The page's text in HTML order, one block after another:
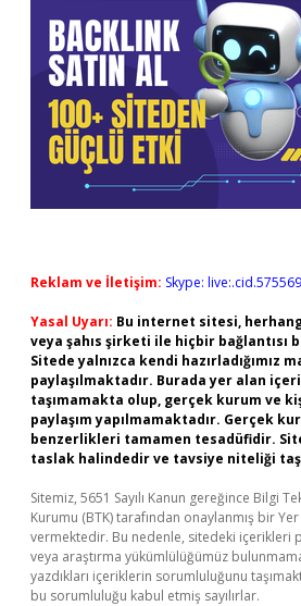
Reklam ve İletişim: Skype:
Yasal Uyarı: Bu internet sitesi,
veya şahıs şirketi ile hiçbir bağlantısı
Sitede yalnızca kendi hazırladığımız
paylaşılmaktadır. Burada yer alan
taşımamakta olup, gerçek kurum ve
paylaşım yapılmamaktadır. Gerçek
benzerlikleri tamamen tesadüfidir.
taslak halindedir ve tavsiye niteliği
Sitemiz, 5651 Sayılı Kanun gereğince Bilgi
Kurumu (BTK) tarafından onaylanmış bir
vermektedir. Bu nedenle, sitedeki içerikleri
veya araştırma yükümlülüğümüz
yazdıkları içeriklerin sorumluluğunu
bu sorumluluğu kabul etmiş sayılırlar.